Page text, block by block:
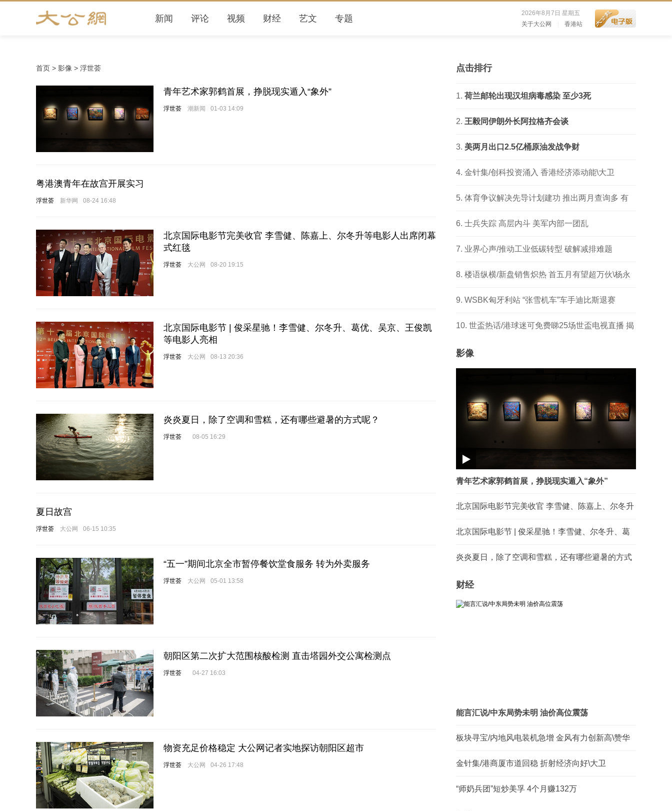
2026年8月7日 星期五
关于大公网
香港站
新闻 评论 视频 财经 艺文 专题
首页 > 影像 > 浮世荟
青年艺术家郭鹤首展，挣脱现实遁入“象外”
浮世荟 潮新闻 01-03 14:09
粤港澳青年在故宫开展实习
浮世荟 新华网 08-24 16:48
北京国际电影节完美收官 李雪健、陈嘉上、尔冬升等电影人出席闭幕
式红毯
浮世荟 大公网 08-20 19:15
北京国际电影节 | 俊采星驰！李雪健、尔冬升、葛优、吴京、王俊凯
等电影人亮相
浮世荟 大公网 08-13 20:36
炎炎夏日，除了空调和雪糕，还有哪些避暑的方式呢？
浮世荟 08-05 16:29
夏日故宫
浮世荟 大公网 06-15 10:35
“五一”期间北京全市暂停餐饮堂食服务 转为外卖服务
浮世荟 大公网 05-01 13:58
朝阳区第二次扩大范围核酸检测 直击塔园外交公寓检测点
浮世荟 04-27 16:03
物资充足价格稳定 大公网记者实地探访朝阳区超市
浮世荟 大公网 04-26 17:48
点击排行
荷兰邮轮出现汉坦病毒感染 至少3死
王毅同伊朗外长阿拉格齐会谈
美两月出口2.5亿桶原油发战争财
金针集/创科投资涌入 香港经济添动能\大卫
体育争议解决先导计划建功 推出两月查询多 有
成功个案
士兵失踪 高层内斗 美军内部一团乱
业界心声/推动工业低碳转型 破解减排难题
楼语纵横/新盘销售炽热 首五月有望超万伙\杨永
健 WSBK匈牙利站 “张雪机车”车手迪比斯退赛
世盃热话/港球迷可免费睇25场世盃电视直播 揭
幕战响头炮 另两场四强及决赛
影像
青年艺术家郭鹤首展，挣脱现实遁入“象外”
北京国际电影节完美收官 李雪健、陈嘉上、尔冬升
等电影人出席闭幕式红毯
北京国际电影节 | 俊采星驰！李雪健、尔冬升、葛
优、吴京、王俊凯等电影人亮相
炎炎夏日，除了空调和雪糕，还有哪些避暑的方式
呢？
财经
能言汇说/中东局势未明 油价高位震荡
板块寻宝/内地风电装机急增 金风有力创新高\赞华
金针集/港商厦市道回稳 折射经济向好\大卫
“师奶兵团”短炒美孚 4个月赚132万